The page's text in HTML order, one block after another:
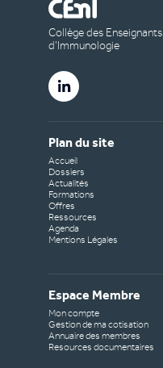
Collège des Enseignants
d’Immunologie
Plan du site
Accueil
Dossiers
Actualités
Formations
Offres
Ressources
Agenda
Mentions Légales
Espace Membre
Mon compte
Gestion de ma cotisation
Annuaire des membres
Resources documentaires